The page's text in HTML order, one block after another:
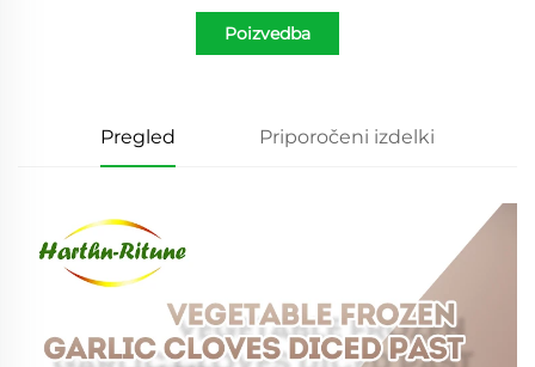
Poizvedba
Pregled Priporočeni izdelki